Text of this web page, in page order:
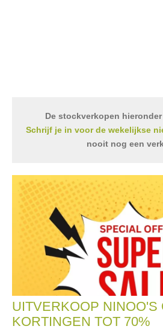
De stockverkopen
Schrijf je in voor de wekelijkse
nooit nog een
UITVERKOOP NINOO'S
KORTINGEN TOT 70%